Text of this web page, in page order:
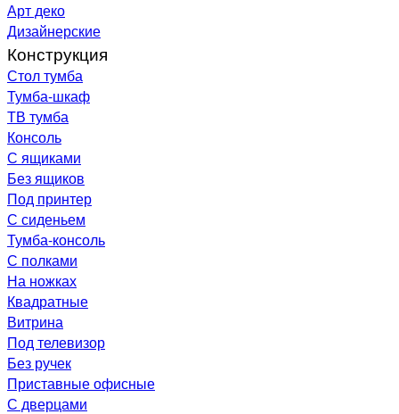
Арт деко
Дизайнерские
Конструкция
Стол тумба
Тумба-шкаф
ТВ тумба
Консоль
С ящиками
Без ящиков
Под принтер
С сиденьем
Тумба-консоль
С полками
На ножках
Квадратные
Витрина
Под телевизор
Без ручек
Приставные офисные
С дверцами